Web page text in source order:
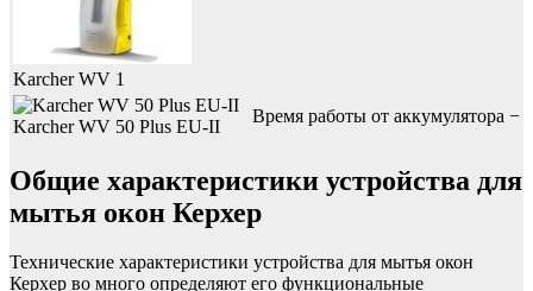
Karcher WV 1
Karcher WV 50 Plus EU-II
Время работы от аккумулятора −
Общие характеристики устройства для
мытья окон Керхер
Технические характеристики устройства для мытья окон
Керхер во много определяют его функциональные